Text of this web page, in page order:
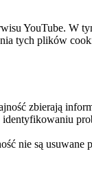
YouTube. W
tych plików
zbierają
nie są